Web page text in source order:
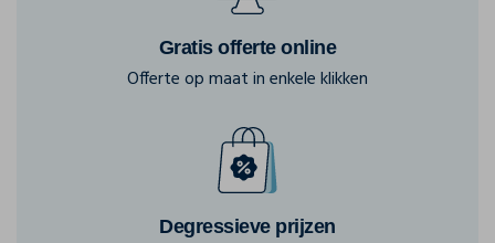
Gratis offerte online
Offerte op maat in enkele klikken
Degressieve prijzen